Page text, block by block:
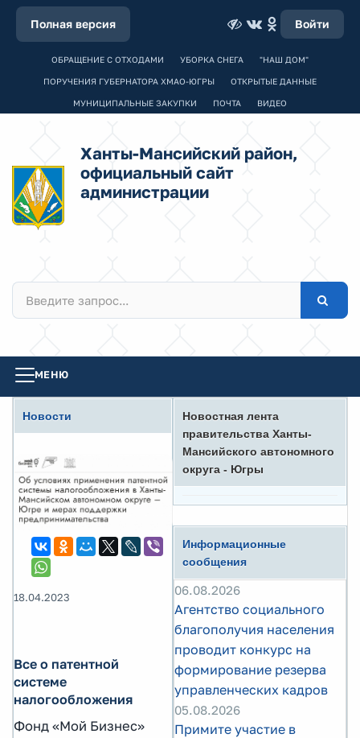
Полная версия Войти
ОБРАЩЕНИЕ С ОТХОДАМИ УБОРКА СНЕГА "НАШ ДОМ"
ПОРУЧЕНИЯ ГУБЕРНАТОРА ХМАО-ЮГРЫ ОТКРЫТЫЕ ДАННЫЕ
МУНИЦИПАЛЬНЫЕ ЗАКУПКИ ПОЧТА ВИДЕО
Ханты-Мансийский район,
официальный сайт
администрации
МЕНЮ
Новости
18.04.2023
Все о патентной
системе
налогообложения
Фонд «Мой Бизнес»
Новостная лента
правительства Ханты-
Мансийского автономного
округа - Югры
Информационные
сообщения
06.08.2026
Агентство социального
благополучия населения
проводит конкурс на
формирование резерва
управленческих кадров
05.08.2026
Примите участие в